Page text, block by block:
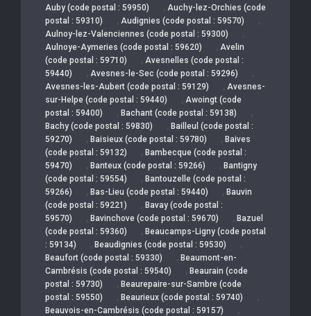
Auby (code postal : 59950) , Auchy-lez-Orchies (code
postal : 59310)
, Audignies (code postal : 59570) ,
Aulnoy-lez-Valenciennes (code postal : 59300) ,
Aulnoye-Aymeries (code postal : 59620) , Avelin
(code postal : 59710)
, Avesnelles (code postal :
59440)
, Avesnes-le-Sec (code postal : 59296) ,
Avesnes-les-Aubert (code postal : 59129) , Avesnes-
sur-Helpe (code postal : 59440)
, Awoingt (code
postal : 59400)
, Bachant (code postal : 59138) ,
Bachy (code postal : 59830) , Bailleul (code postal :
59270)
, Baisieux (code postal : 59780) , Baives
(code postal : 59132)
, Bambecque (code postal :
59470)
, Banteux (code postal : 59266) , Bantigny
(code postal : 59554)
, Bantouzelle (code postal :
59266)
, Bas-Lieu (code postal : 59440) , Bauvin
(code postal : 59221)
, Bavay (code postal :
59570)
, Bavinchove (code postal : 59670) , Bazuel
(code postal : 59360)
, Beaucamps-Ligny (code postal
: 59134)
, Beaudignies (code postal : 59530) ,
Beaufort (code postal : 59330) , Beaumont-en-
Cambrésis (code postal : 59540)
, Beaurain (code
postal : 59730)
, Beaurepaire-sur-Sambre (code
postal : 59550)
, Beaurieux (code postal : 59740) ,
Beauvois-en-Cambrésis (code postal : 59157) ,